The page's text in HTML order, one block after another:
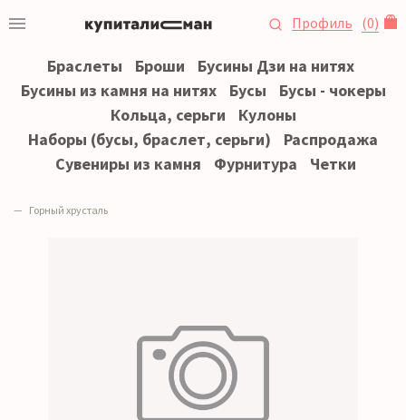
Профиль (0)
Браслеты Броши
Бусины Дзи на нитях
Бусины из камня на нитях
Бусы
Бусы - чокеры
Кольца, серьги
Кулоны
Наборы (бусы, браслет, серьги)
Распродажа
Сувениры из камня
Фурнитура Четки
Горный хрусталь